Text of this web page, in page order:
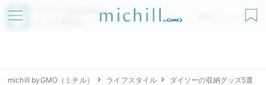
アプリでmichillが
無料ダウンロード
michill byGMO（ミチル） ライフスタイル ダイソーの収納グッズ5選